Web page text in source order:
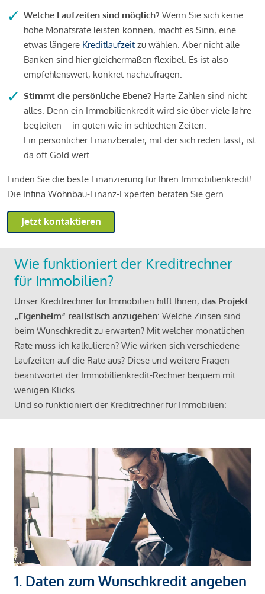
Welche Laufzeiten sind möglich? Wenn Sie sich keine
hohe Monatsrate leisten können, macht es Sinn, eine
etwas längere Kreditlaufzeit zu wählen. Aber nicht alle
Banken sind hier gleichermaßen flexibel. Es ist also
empfehlenswert, konkret nachzufragen.
Stimmt die persönliche Ebene? Harte Zahlen sind nicht
alles. Denn ein Immobilienkredit wird sie über viele Jahre
begleiten – in guten wie in schlechten Zeiten.
Ein persönlicher Finanzberater, mit der sich reden lässt, ist
da oft Gold wert.
Finden Sie die beste Finanzierung für Ihren Immobilienkredit!
Die Infina Wohnbau-Finanz-Experten beraten Sie gern.
Jetzt kontaktieren
Wie funktioniert der Kreditrechner
für Immobilien?
Unser Kreditrechner für Immobilien hilft Ihnen, das Projekt
„Eigenheim“ realistisch anzugehen: Welche Zinsen sind
beim Wunschkredit zu erwarten? Mit welcher monatlichen
Rate muss ich kalkulieren? Wie wirken sich verschiedene
Laufzeiten auf die Rate aus? Diese und weitere Fragen
beantwortet der Immobilienkredit-Rechner bequem mit
wenigen Klicks.
Und so funktioniert der Kreditrechner für Immobilien:
1. Daten zum Wunschkredit angeben